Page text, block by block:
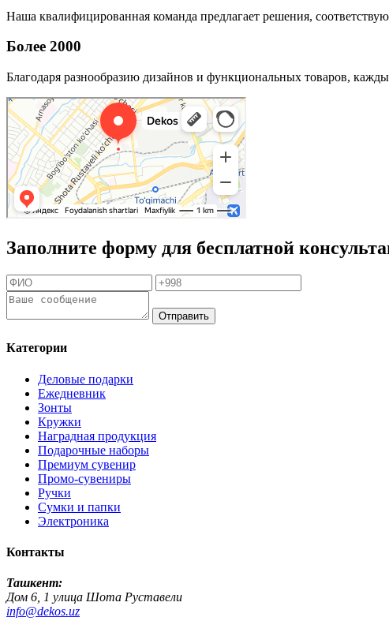
Наша квалифицированная команда предлагает решения,
Более 2000
Благодаря разнообразию дизайнов и функциональных товаров,
Заполните форму для бесплатной
Отправить
Категории
Деловые подарки
Ежедневник
Зонты
Кружки
Наградная продукция
Подарочные наборы
Премиум сувенир
Промо-сувениры
Ручки
Сумки и папки
Электроника
Контакты
Ташкент:
Дом 6, 1 улица Шота Руставели
info@dekos.uz